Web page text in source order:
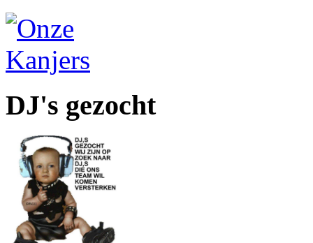
DJ's gezocht